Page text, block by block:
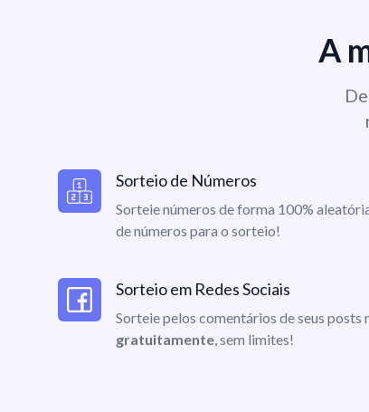
A
Sorteio de Números
Sorteie números de forma 100%
de números para o sorteio!
Sorteio em Redes Sociais
Sorteie pelos comentários de seus
gratuitamente, sem limites!